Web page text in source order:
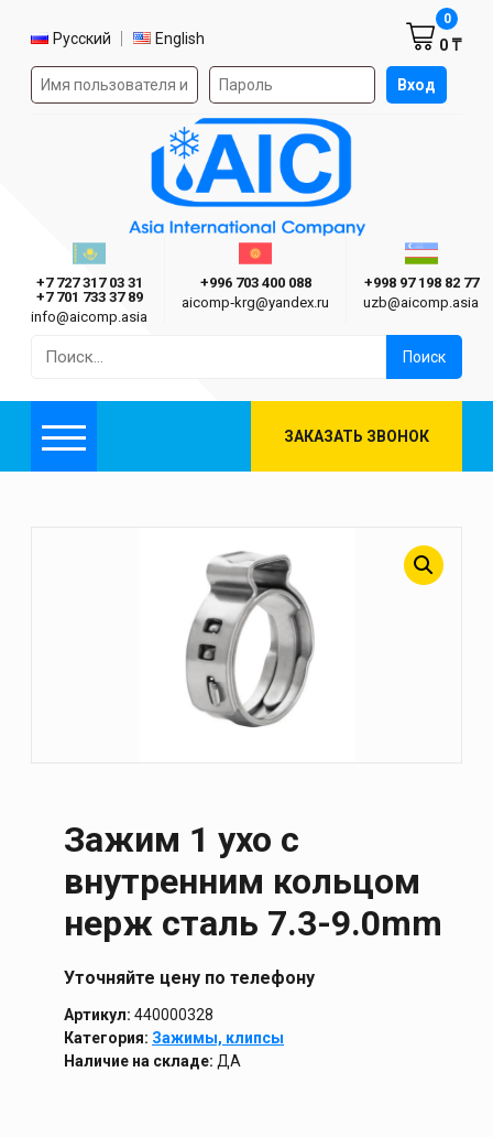
Выбор языка
Русский English
Форма авторизации на сайте Вход
0 ₸
0
Asia International Company
Казахстан г. Алматы
+7 727 317 03 31
+7 701 733 37 89
info@aicomp.asia
Киргизия г. Бишкек
+996 703 400 088
aicomp‑krg@yandex.ru
+998 97 198 82 77
uzb@aicomp.asia
Меню ЗАКАЗАТЬ ЗВОНОК
Зажим 1 ухо с
внутренним кольцом
нерж сталь 7.3-9.0mm
Уточняйте цену по телефону
Артикул: 440000328
Категория: Зажимы, клипсы
Наличие на складе: ДА